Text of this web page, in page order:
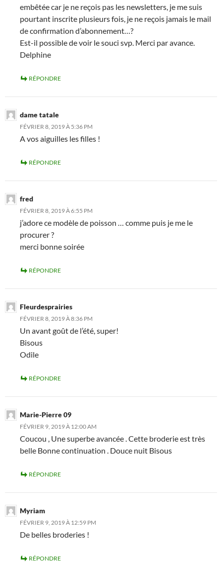
embêtée car je ne reçois pas les newsletters, je me suis
pourtant inscrite plusieurs fois, je ne reçois jamais le mail
de confirmation d’abonnement…?
Est-il possible de voir le souci svp. Merci par avance.
Delphine
RÉPONDRE
dame tatale
FÉVRIER 8, 2019 À 5:36 PM
A vos aiguilles les filles !
RÉPONDRE
fred
FÉVRIER 8, 2019 À 6:55 PM
j’adore ce modèle de poisson … comme puis je me le
procurer ?
merci bonne soirée
RÉPONDRE
Fleurdesprairies
FÉVRIER 8, 2019 À 8:36 PM
Un avant goût de l’été, super!
Bisous
Odile
RÉPONDRE
Marie-Pierre 09
FÉVRIER 9, 2019 À 12:00 AM
Coucou , Une superbe avancée . Cette broderie est très
belle Bonne continuation . Douce nuit Bisous
RÉPONDRE
Myriam
FÉVRIER 9, 2019 À 12:59 PM
De belles broderies !
RÉPONDRE